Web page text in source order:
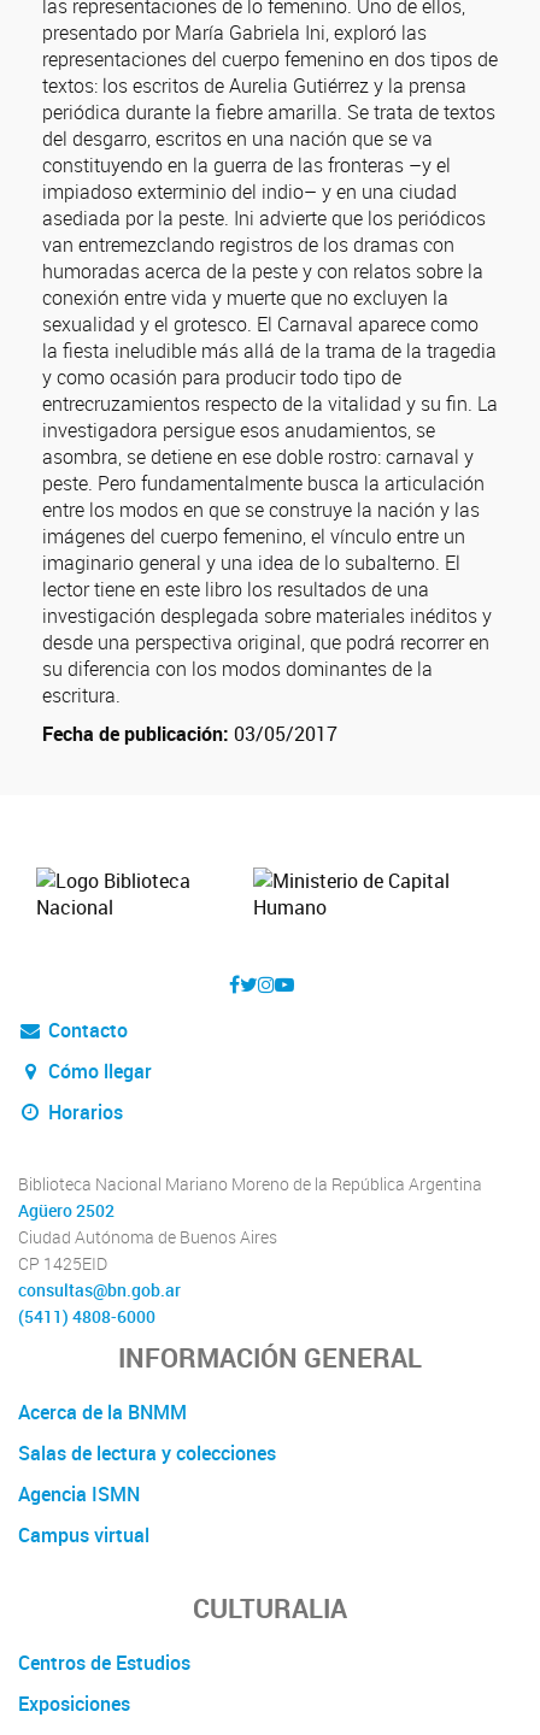
las representaciones de lo femenino. Uno de ellos,
presentado por María Gabriela Ini, exploró las
representaciones del cuerpo femenino en dos tipos de
textos: los escritos de Aurelia Gutiérrez y la prensa
periódica durante la fiebre amarilla. Se trata de textos
del desgarro, escritos en una nación que se va
constituyendo en la guerra de las fronteras –y el
impiadoso exterminio del indio– y en una ciudad
asediada por la peste. Ini advierte que los periódicos
van entremezclando registros de los dramas con
humoradas acerca de la peste y con relatos sobre la
conexión entre vida y muerte que no excluyen la
sexualidad y el grotesco. El Carnaval aparece como
la fiesta ineludible más allá de la trama de la tragedia
y como ocasión para producir todo tipo de
entrecruzamientos respecto de la vitalidad y su fin. La
investigadora persigue esos anudamientos, se
asombra, se detiene en ese doble rostro: carnaval y
peste. Pero fundamentalmente busca la articulación
entre los modos en que se construye la nación y las
imágenes del cuerpo femenino, el vínculo entre un
imaginario general y una idea de lo subalterno. El
lector tiene en este libro los resultados de una
investigación desplegada sobre materiales inéditos y
desde una perspectiva original, que podrá recorrer en
su diferencia con los modos dominantes de la
escritura.
Fecha de publicación: 03/05/2017
Contacto
Cómo llegar
Horarios
Biblioteca Nacional Mariano Moreno de la República Argentina
Agüero 2502
Ciudad Autónoma de Buenos Aires
CP 1425EID
consultas@bn.gob.ar
(5411) 4808-6000
INFORMACIÓN GENERAL
Acerca de la BNMM
Salas de lectura y colecciones
Agencia ISMN
Campus virtual
CULTURALIA
Centros de Estudios
Exposiciones